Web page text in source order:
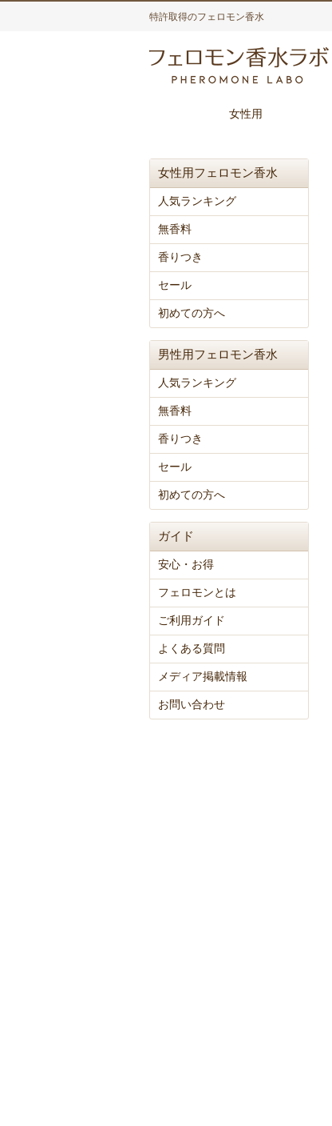
特許取得のフェロモン香水
女性用
女性用フェロモン香水
人気ランキング
無香料
香りつき
セール
初めての方へ
男性用フェロモン香水
人気ランキング
無香料
香りつき
セール
初めての方へ
ガイド
安心・お得
フェロモンとは
ご利用ガイド
よくある質問
メディア掲載情報
お問い合わせ